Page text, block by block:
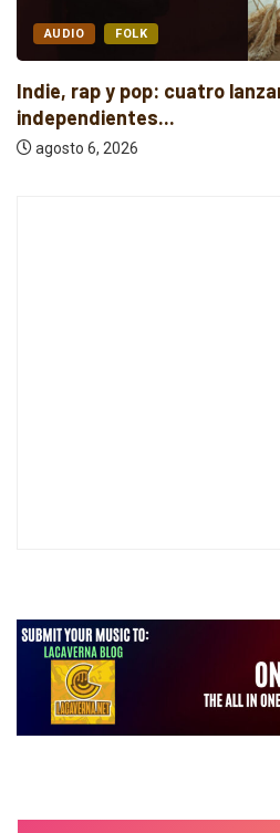
AUDIO FOLK
Indie, rap y pop: cuatro
independientes...
agosto 6, 2026